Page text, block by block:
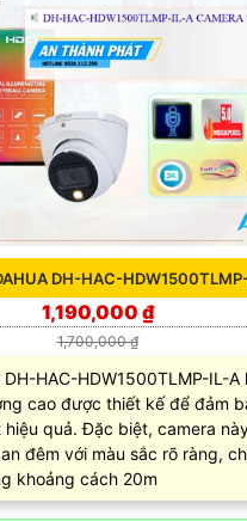
DH-HAC-
1,190,000 ₫
1,700,000 ₫
HAC-HDW1500TLMP-IL-A
cao được thiết kế để đảm
hiệu quả. Đặc biệt, camera
đêm với màu sắc rõ ràng,
khoảng cách 20m